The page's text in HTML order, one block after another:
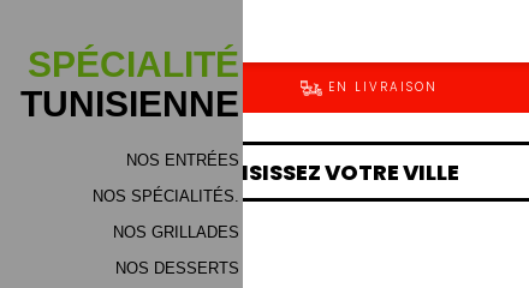
SPÉCIALITÉ
TUNISIENNE
NOS ENTRÉES
NOS SPÉCIALITÉS.
NOS GRILLADES
NOS DESSERTS